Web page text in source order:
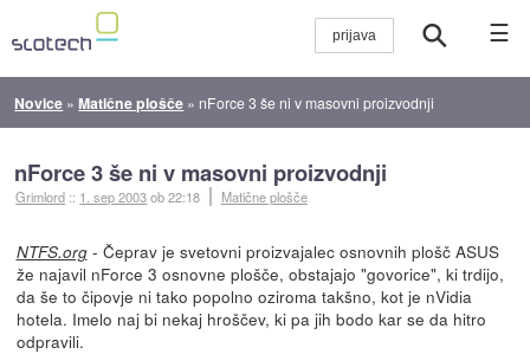
☰
Novice »Matične plošče » nForce 3 še ni v masovni proizvodnji
nForce 3 še ni v masovni proizvodnji
Grimlord :: 1. sep 2003ob 22:18 Matične plošče
NTFS.org- Čeprav je svetovni proizvajalec osnovnih plošč ASUS
že najavil nForce 3 osnovne plošče, obstajajo "govorice", ki trdijo,
da še to čipovje ni tako popolno oziroma takšno, kot je nVidia
hotela. Imelo naj bi nekaj hroščev, ki pa jih bodo kar se da hitro
odpravili.